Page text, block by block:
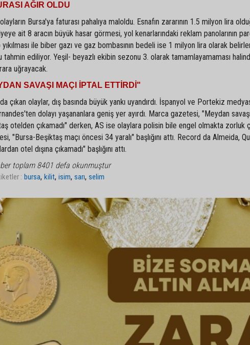
AĞIR OLDU
olayların Bursa'ya faturası pahalıya maloldu. Esnafın zararının 1.5 milyon lira
ait 8 aracın büyük hasar görmesi, yol kenarlarındaki reklam panolarının
yıkılması ile biber gazı ve gaz bombasının bedeli ise 1 milyon lira olarak
tahmin ediliyor. Yeşil- beyazlı ekibin sezonu 3. olarak tamamlayamaması
uğrayacak.
SAVAŞI MAÇI İPTAL ETTİRDİ"
çıkan olaylar, dış basında büyük yankı uyandırdı. İspanyol ve Portekiz
dolayı yaşananlara geniş yer ayırdı. Marca gazetesi, "Meydan
otelden çıkamadı" derken, AS ise olaylara polisin bile engel olmakta
"Bursa-Beşiktaş maçı öncesi 34 yaralı" başlığını attı. Record da Almeida,
otel dışına çıkamadı" başlığını attı.
toplam 8401 defa okunmuştur
: bursa,kilit,isim,sarı,selim